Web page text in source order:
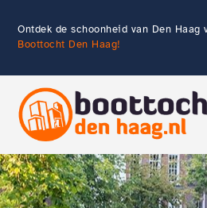
Ontdek de schoonheid van Den Haag
Boottocht Den Haag!